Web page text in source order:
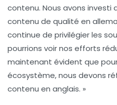
contenu. Nous avons
contenu de qualité en
continue de privilégier les
pourrions voir nos efforts
maintenant évident que
écosystème, nous devons
contenu en anglais. »